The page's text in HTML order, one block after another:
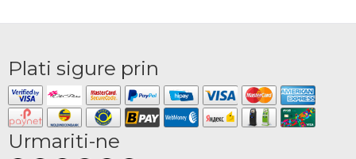
Plati sigure prin
Urmariti-ne